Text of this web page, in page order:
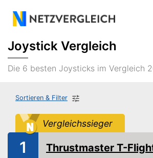
Joystick Vergleich
Die 6 besten Joysticks im Vergleich
Sortieren & Filter
Vergleichssieger
1 Thrustmaster T-